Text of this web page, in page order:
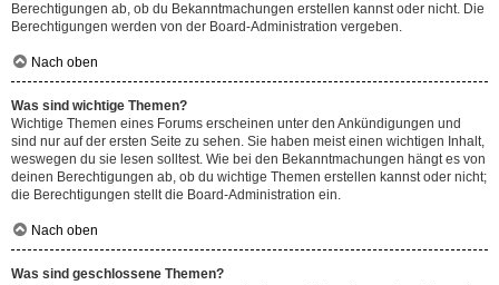
Berechtigungen ab, ob du Bekanntmachungen erstellen kannst oder nicht. Die
Berechtigungen werden von der Board-Administration vergeben.
Nach oben
Was sind wichtige Themen?
Wichtige Themen eines Forums erscheinen unter den Ankündigungen und
sind nur auf der ersten Seite zu sehen. Sie haben meist einen wichtigen Inhalt,
weswegen du sie lesen solltest. Wie bei den Bekanntmachungen hängt es von
deinen Berechtigungen ab, ob du wichtige Themen erstellen kannst oder nicht;
die Berechtigungen stellt die Board-Administration ein.
Nach oben
Was sind geschlossene Themen?